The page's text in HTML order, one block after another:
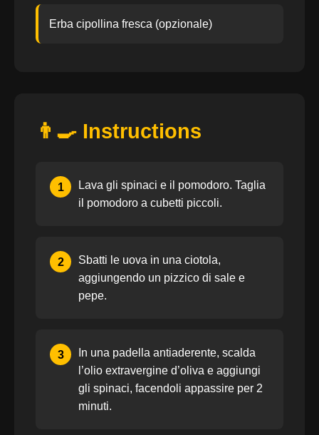
Erba cipollina fresca (opzionale)
👨‍🍳 Instructions
1
Lava gli spinaci e il pomodoro. Taglia
il pomodoro a cubetti piccoli.
2
Sbatti le uova in una ciotola,
aggiungendo un pizzico di sale e
pepe.
3
In una padella antiaderente, scalda
l’olio extravergine d’oliva e aggiungi
gli spinaci, facendoli appassire per 2
minuti.